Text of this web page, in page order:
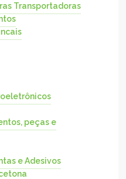
Transportadoras
peças e
e Adesivos